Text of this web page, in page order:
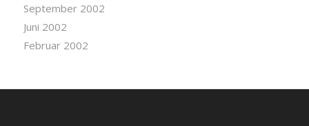
September 2002
Juni 2002
Februar 2002